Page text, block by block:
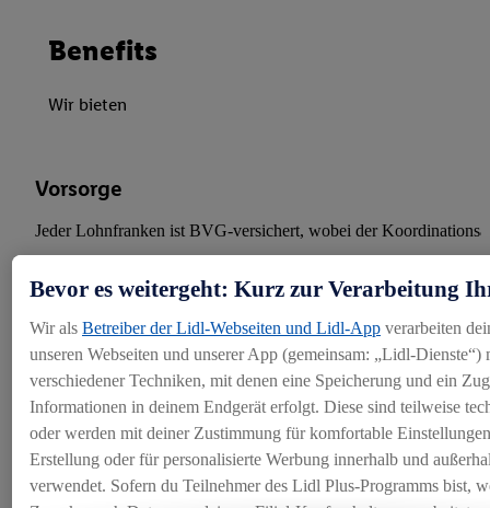
Benefits
Wir bieten
Vorsorge
Jeder Lohnfranken ist BVG-versichert, wobei der
Bevor es weitergeht: Kurz zur Verarbeitung
Wir als Betreiber der Lidl-Webseiten und Lidl-App verarbeiten
unseren Webseiten und unserer App (gemeinsam: „Lidl-Dienste“)
verschiedener Techniken, mit denen eine Speicherung und ein
Informationen in deinem Endgerät erfolgt. Diese sind teilweise
oder werden mit deiner Zustimmung für komfortable
Erstellung oder für personalisierte Werbung innerhalb und
verwendet. Sofern du Teilnehmer des Lidl Plus-Programms bist,